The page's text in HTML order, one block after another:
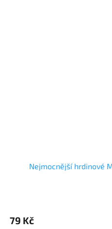
Nejmocnější hrdinové
79 Kč